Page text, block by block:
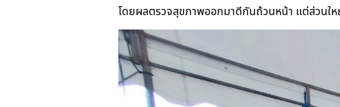
โดยผลตรวจสุขภาพออกมาดีกันถ้วนหน้า แต่ส่วน